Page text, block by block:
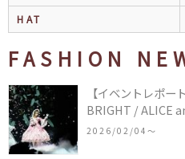
HAT
FASHION
【イベントレポー
BRIGHT / ALICE
COLLECTION in
2026/02/04〜